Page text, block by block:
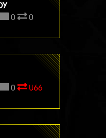
0 0
0 U66